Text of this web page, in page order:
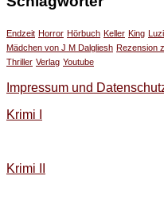
Endzeit Horror Hörbuch Keller King
Mädchen von J M Dalgliesh Rezension
Thriller Verlag Youtube
Impressum und
Krimi I
Krimi II